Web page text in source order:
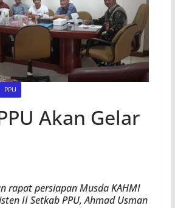
PPU
Akan Gelar
rapat persiapan Musda KAHMI
II Setkab PPU, Ahmad Usman